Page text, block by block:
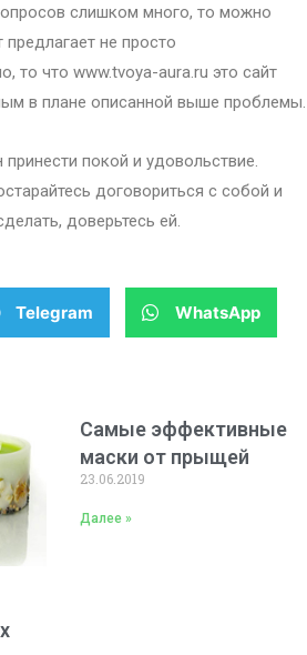
слишком много, то можно
не просто
то что www.tvoya-aura.ru это сайт
в плане описанной выше проблемы.
покой и удовольствие.
договориться с собой и
доверьтесь ей.
Telegram WhatsApp
Самые эффективные
маски от прыщей
23.06.2019
Далее »